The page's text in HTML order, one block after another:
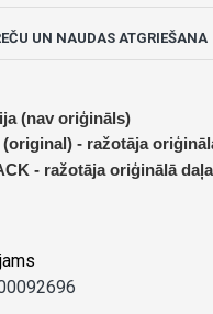
UN NAUDAS ATGRIEŠANA
(nav oriģināls)
(original) - ražotāja
- ražotāja oriģinālā daļa